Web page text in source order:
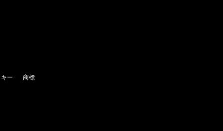
ー 商標